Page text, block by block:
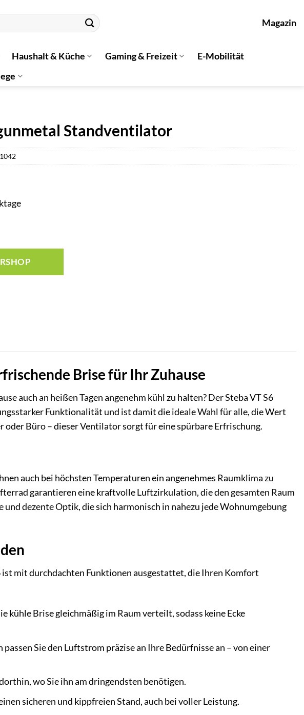
Magazin
Haushalt & Küche Gaming & Freizeit
E-Mobilität
Standventilator
Brise für Ihr Zuhause
auch an heißen Tagen angenehm kühl zu halten? Der Steba VT S6
Funktionalität und ist damit die ideale Wahl für alle, die Wert
Büro – dieser Ventilator sorgt für eine spürbare Erfrischung.
auch bei höchsten Temperaturen ein angenehmes Raumklima zu
garantieren eine kraftvolle Luftzirkulation, die den gesamten Raum
dezente Optik, die sich harmonisch in nahezu jede Wohnumgebung
ist mit durchdachten Funktionen ausgestattet, die Ihren Komfort
Brise gleichmäßig im Raum verteilt, sodass keine Ecke
Sie den Luftstrom präzise an Ihre Bedürfnisse an – von einer
wo Sie ihn am dringendsten benötigen.
sicheren und kippfreien Stand, auch bei voller Leistung.